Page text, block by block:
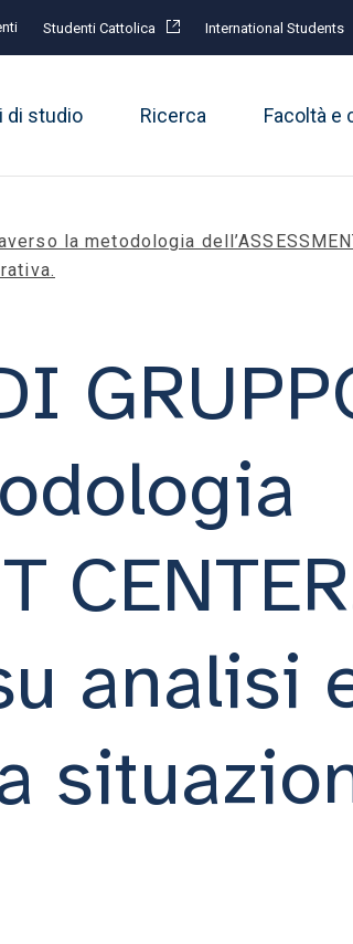
Studenti Cattolica International Students
di studio Ricerca Facoltà e
la metodologia
analisi